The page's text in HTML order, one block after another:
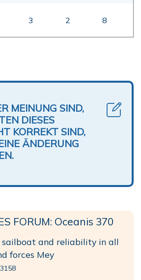
3 2 8
MEINUNG SIND,
DIESES
KORREKT SIND,
ÄNDERUNG
FORUM: Oceanis 370
sailboat and reliability in all
forces Mey